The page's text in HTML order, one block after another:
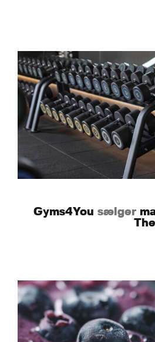
Gyms4You sælger